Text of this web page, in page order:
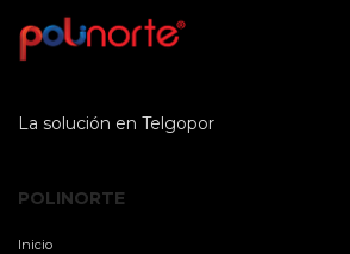
La solución en Telgopor
POLINORTE
Inicio